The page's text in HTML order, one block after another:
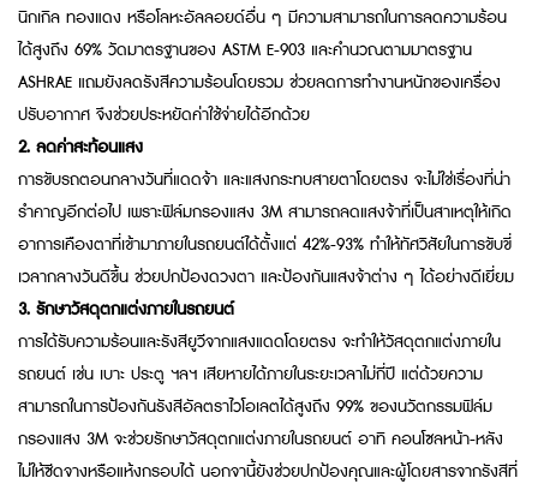
นิกเกิล ทองแดง หรือโลหะอัลลอยด์อื่น ๆ มีความสามารถในการลดความร้อน
ได้สูงถึง 69% วัดมาตรฐานของ ASTM E-903 และคำนวณตามมาตรฐาน
ASHRAE แถมยังลดรังสีความร้อนโดยรวม ช่วยลดการทำงานหนักของเครื่อง
ปรับอากาศ จึงช่วยประหยัดค่าใช้จ่ายได้อีกด้วย
2. ลดค่าสะท้อนแสง
การขับรถตอนกลางวันที่แดดจ้า และแสงกระทบสายตาโดยตรง จะไม่ใช่เรื่องที่น่า
รำคาญอีกต่อไป เพราะฟิล์มกรองแสง 3M สามารถลดแสงจ้าที่เป็นสาเหตุให้เกิด
อาการเคืองตาที่เข้ามาภายในรถยนต์ได้ตั้งแต่ 42%-93% ทำให้ทัศวิสัยในการขับขี่
เวลากลางวันดีขึ้น ช่วยปกป้องดวงตา และป้องกันแสงจ้าต่าง ๆ ได้อย่างดีเยี่ยม
3. รักษาวัสดุตกแต่งภายในรถยนต์
การได้รับความร้อนและรังสียูวีจากแสงแดดโดยตรง จะทำให้วัสดุตกแต่งภายใน
รถยนต์ เช่น เบาะ ประตู ฯลฯ เสียหายได้ภายในระยะเวลาไม่กี่ปี แต่ด้วยความ
สามารถในการป้องกันรังสีอัลตราไวโอเลตได้สูงถึง 99% ของนวัตกรรมฟิล์ม
กรองแสง 3M จะช่วยรักษาวัสดุตกแต่งภายในรถยนต์ อาทิ คอนโซลหน้า-หลัง
ไม่ให้ซีดจางหรือแห้งกรอบได้ นอกจานี้ยังช่วยปกป้องคุณและผู้โดยสารจากรังสีที่